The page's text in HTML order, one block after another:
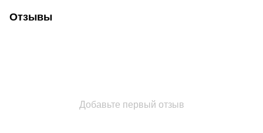
Отзывы
Добавьте первый отзыв